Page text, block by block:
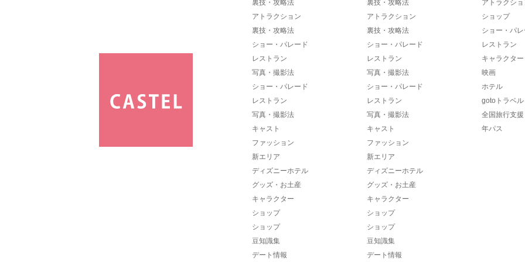
裏技・攻略法
アトラクション
裏技・攻略法
ショー・パレード
レストラン
写真・撮影法
ショー・パレード
レストラン
写真・撮影法
キャスト
ファッション
新エリア
ディズニーホテル
グッズ・お土産
キャラクター
ショップ
ショップ
豆知識集
デート情報
裏技・攻略法
アトラクション
裏技・攻略法
ショー・パレード
レストラン
写真・撮影法
ショー・パレード
レストラン
写真・撮影法
キャスト
ファッション
新エリア
ディズニーホテル
グッズ・お土産
キャラクター
ショップ
ショップ
豆知識集
デート情報
アトラクシ
ショップ
ショー・パ
レストラン
キャラクター
映画
ホテル
gotoトラベル
全国旅行支援
年パス